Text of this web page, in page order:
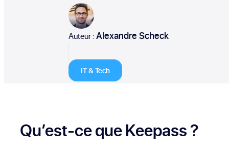
Auteur :Alexandre Scheck
IT & Tech
Qu’est-ce que Keepass ?